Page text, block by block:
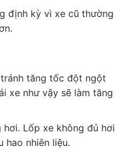
định kỳ vì xe cũ thường
tăng tốc đột ngột
xe như vậy sẽ làm tăng
Lốp xe không đủ hơi
hao nhiên liệu.